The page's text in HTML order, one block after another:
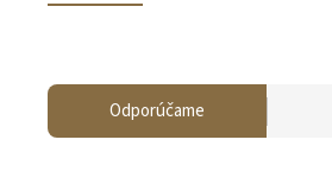
Odporúčame